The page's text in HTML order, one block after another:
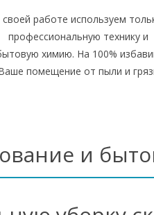
своей работе используем
профессиональную технику и
химию. На 100%
помещение от пыли и
и